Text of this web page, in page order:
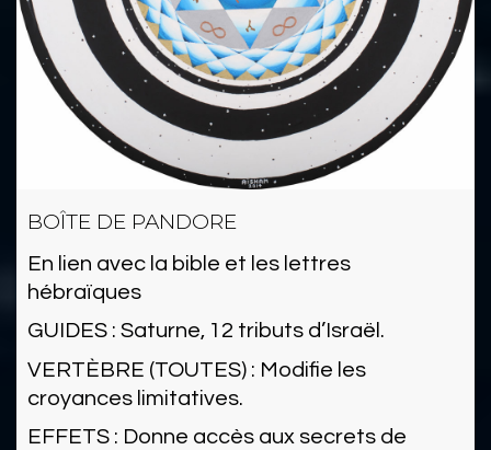
BOÎTE DE PANDORE
En lien avec la bible et les lettres
hébraïques
GUIDES : Saturne, 12 tributs d’Israël.
VERTÈBRE (TOUTES) : Modifie les
croyances limitatives.
EFFETS : Donne accès aux secrets de